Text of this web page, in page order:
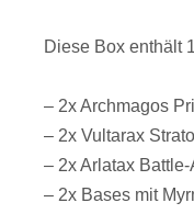
Diese Box enthält
– 2x Archmagos
– 2x Vultarax
– 2x Arlatax Battle-
– 2x Bases mit